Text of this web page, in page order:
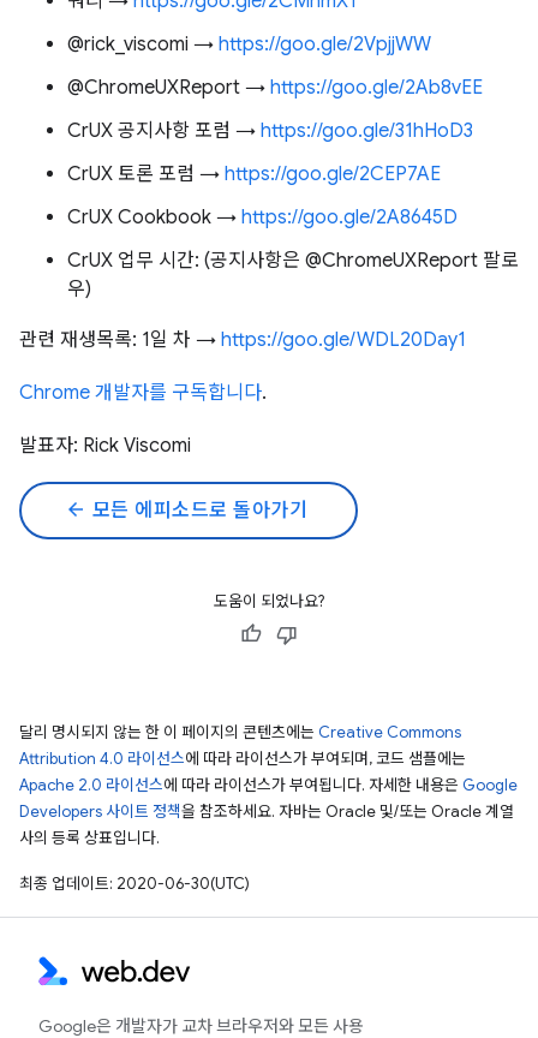
@rick_viscomi → https://goo.gle/2VpjjWW
@ChromeUXReport → https://goo.gle/2Ab8vEE
CrUX 공지사항 포럼 → https://goo.gle/31hHoD3
CrUX 토론 포럼 → https://goo.gle/2CEP7AE
CrUX Cookbook → https://goo.gle/2A8645D
CrUX 업무 시간: (공지사항은 @ChromeUXReport 팔로
우)
관련 재생목록: 1일 차 → https://goo.gle/WDL20Day1
Chrome 개발자를 구독합니다.
발표자: Rick Viscomi
arrow_back 모든 에피소드로 돌아가기
도움이 되었나요?
달리 명시되지 않는 한 이 페이지의 콘텐츠에는 Creative Commons
Attribution 4.0 라이선스에 따라 라이선스가 부여되며, 코드 샘플에는
Apache 2.0 라이선스에 따라 라이선스가 부여됩니다. 자세한 내용은 Google
Developers 사이트 정책을 참조하세요. 자바는 Oracle 및/또는 Oracle 계열
사의 등록 상표입니다.
최종 업데이트: 2020-06-30(UTC)
Google은 개발자가 교차 브라우저와 모든 사용